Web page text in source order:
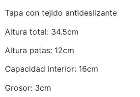
Tapa con tejido antideslizante
Altura total: 34.5cm
Altura patas: 12cm
Capacidad interior: 16cm
Grosor: 3cm